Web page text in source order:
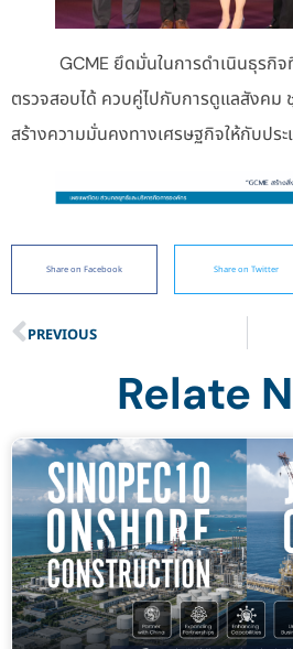
GCME ยึดมั่นในการดำเนินธุรกิจที่
ตรวจสอบได้ ควบคู่ไปกับการดูแลสังคม
สร้างความมั่นคงทางเศรษฐกิจให้กับประ
Share on Facebook Share on Twitter
PREVIOUS
Relate